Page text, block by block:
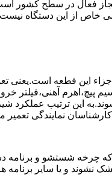
فعال در سطح کشور
خاص از این دستگاه
این قطعه است.یعنی
پیچ،اهرم آهنی،فیلتر
این ترتیب عملکرد
نمایندگی
شستشو و برنامه
و یا سایر برنامه